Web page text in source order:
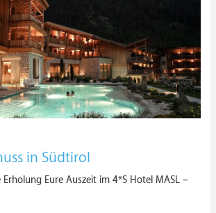
in Südtirol
Erholung Eure Auszeit im 4*S Hotel MASL –